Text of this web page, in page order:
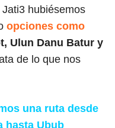
hubiésemos
opciones como
Ulun Danu Batur y
de lo que nos
una ruta desde
hasta Ubub